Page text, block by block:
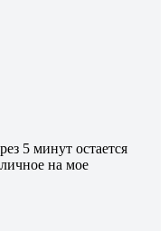
5 минут остается
на мое